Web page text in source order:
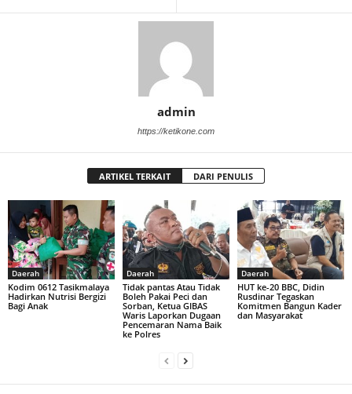
admin
https://ketikone.com
ARTIKEL TERKAIT DARI PENULIS
Daerah
Kodim 0612 Tasikmalaya
Hadirkan Nutrisi Bergizi
Bagi Anak
Daerah
Tidak pantas Atau Tidak
Boleh Pakai Peci dan
Sorban, Ketua GIBAS
Waris Laporkan Dugaan
Pencemaran Nama Baik
ke Polres
Daerah
HUT ke-20 BBC, Didin
Rusdinar Tegaskan
Komitmen Bangun Kader
dan Masyarakat